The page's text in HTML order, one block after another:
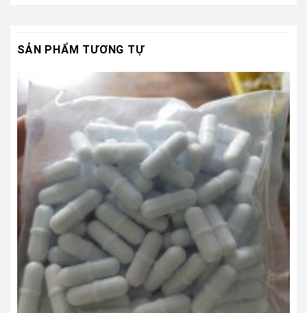
SẢN PHẨM TƯƠNG TỰ